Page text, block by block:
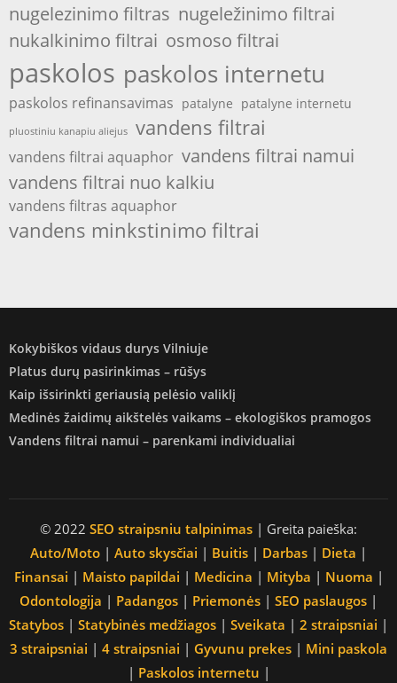
nugelezinimo filtras nugeležinimo filtrai
nukalkinimo filtrai osmoso filtrai
paskolos paskolos internetu
paskolos refinansavimas patalyne patalyne internetu
pluostiniu kanapiu aliejus vandens filtrai
vandens filtrai aquaphor vandens filtrai namui
vandens filtrai nuo kalkiu
vandens filtras aquaphor
vandens minkstinimo filtrai
Kokybiškos vidaus durys Vilniuje
Platus durų pasirinkimas – rūšys
Kaip išsirinkti geriausią pelėsio valiklį
Medinės žaidimų aikštelės vaikams – ekologiškos pramogos
Vandens filtrai namui – parenkami individualiai
© 2022 SEO straipsniu talpinimas | Greita paieška:
Auto/Moto | Auto skysčiai | Buitis | Darbas | Dieta |
Finansai | Maisto papildai | Medicina | Mityba | Nuoma |
Odontologija | Padangos | Priemonės | SEO paslaugos |
Statybos | Statybinės medžiagos | Sveikata | 2 straipsniai |
3 straipsniai | 4 straipsniai | Gyvunu prekes | Mini paskola
| Paskolos internetu |